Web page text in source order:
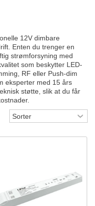
12V dimbare
Enten du trenger en
strømforsyning med
som beskytter LED-
RF eller Push-dim
eksperter med 15 års
støtte, slik at du får